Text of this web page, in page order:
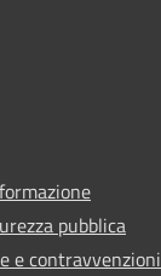
pubblica
e contravvenzioni